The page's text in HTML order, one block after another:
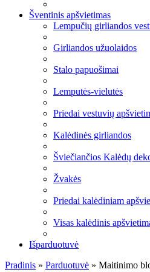
Šventinis apšvietimas
Lempučių girliandos
Girliandos užuolaidos
Stalo papuošimai
Lemputės-vielutės
Priedai vestuvių
Kalėdinės girliandos
Šviečiančios Kalėdų
Žvakės
Priedai kalėdiniam
Visas kalėdinis
Išparduotuvė
Pradinis » Parduotuvė » Maitinimo